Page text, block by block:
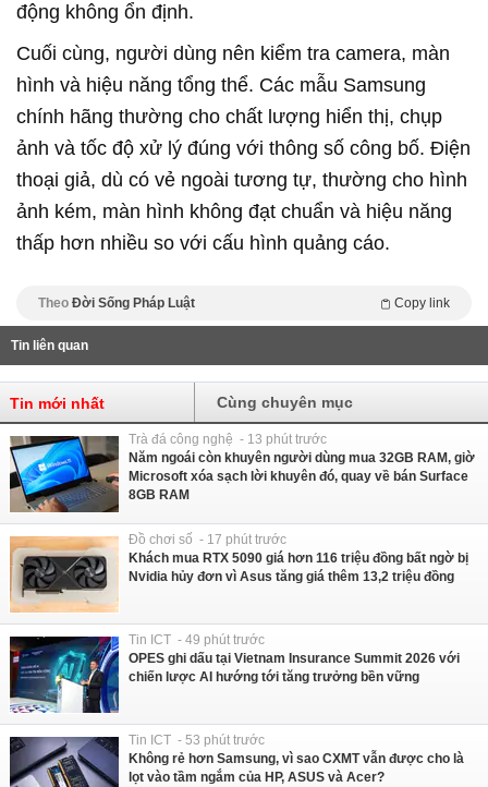
động không ổn định.
Cuối cùng, người dùng nên kiểm tra camera, màn
hình và hiệu năng tổng thể. Các mẫu Samsung
chính hãng thường cho chất lượng hiển thị, chụp
ảnh và tốc độ xử lý đúng với thông số công bố. Điện
thoại giả, dù có vẻ ngoài tương tự, thường cho hình
ảnh kém, màn hình không đạt chuẩn và hiệu năng
thấp hơn nhiều so với cấu hình quảng cáo.
Theo Đời Sống Pháp Luật Copy link
Tin liên quan
Tin mới nhất Cùng chuyên mục
Trà đá công nghệ - 13 phút trước
Năm ngoái còn khuyên người dùng mua 32GB RAM, giờ
Microsoft xóa sạch lời khuyên đó, quay về bán Surface
8GB RAM
Đồ chơi số - 17 phút trước
Khách mua RTX 5090 giá hơn 116 triệu đồng bất ngờ bị
Nvidia hủy đơn vì Asus tăng giá thêm 13,2 triệu đồng
Tin ICT - 49 phút trước
OPES ghi dấu tại Vietnam Insurance Summit 2026 với
chiến lược AI hướng tới tăng trưởng bền vững
Tin ICT - 53 phút trước
Không rẻ hơn Samsung, vì sao CXMT vẫn được cho là
lọt vào tầm ngắm của HP, ASUS và Acer?